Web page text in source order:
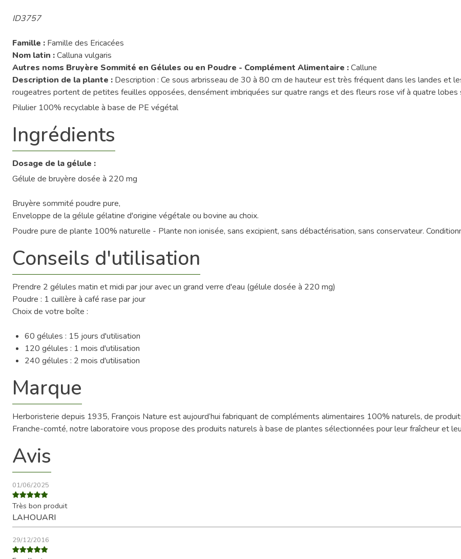
ID3757
Famille : Famille des Ericacées
Nom latin :Calluna vulgaris
Autres noms Bruyère Sommité en Gélules ou en Poudre - Complément Alimentaire :Callune
Description de la plante : Description : Ce sous arbrisseau de 30 à 80 cm de hauteur est très fréquent dans les landes et
rougeatres portent de petites feuilles opposées, densément imbriquées sur quatre rangs et des fleurs rose vif à quatre lobes
Pilulier 100% recyclable à base de PE végétal
Ingrédients
Dosage de la gélule :
Gélule de bruyère dosée à 220 mg
Bruyère sommité poudre pure,
Enveloppe de la gélule gélatine d'origine végétale ou bovine au choix.
Poudre pure de plante 100% naturelle - Plante non ionisée, sans excipient, sans débactérisation, sans conservateur.
Conseils d'utilisation
Prendre 2 gélules matin et midi par jour avec un grand verre d'eau (gélule dosée à 220 mg)
Poudre : 1 cuillère à café rase par jour
Choix de votre boîte :
60 gélules : 15 jours d'utilisation
120 gélules : 1 mois d'utilisation
240 gélules : 2 mois d'utilisation
Marque
Herboristerie depuis 1935, François Nature est aujourd’hui fabriquant de compléments alimentaires 100% naturels, de
Franche-comté, notre laboratoire vous propose des produits naturels à base de plantes sélectionnées pour leur fraîcheur et
Avis
01/06/2025
Très bon produit
LAHOUARI
29/12/2016